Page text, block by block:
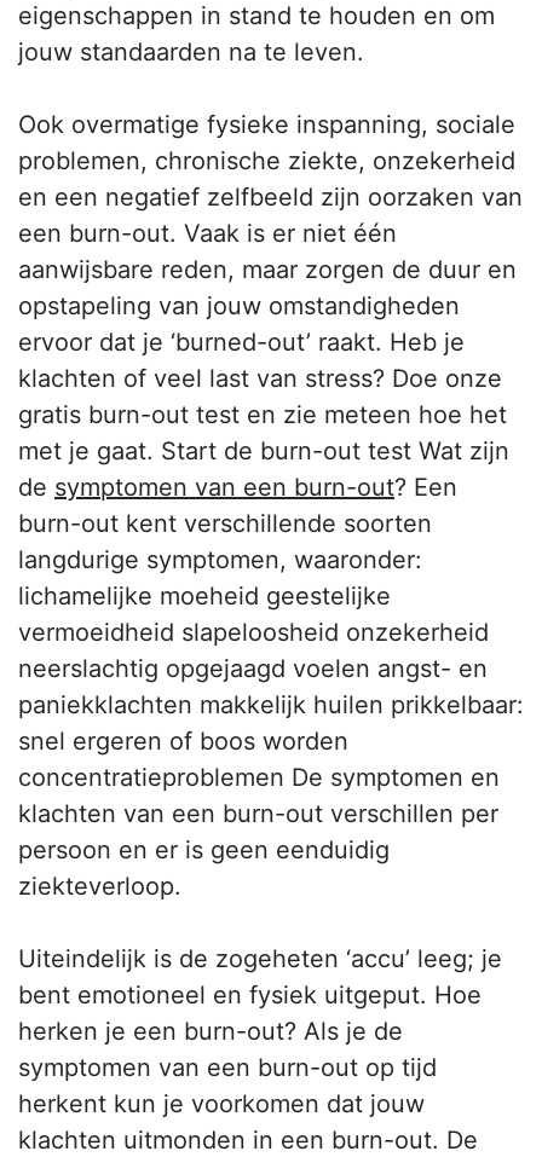
eigenschappen in stand te houden en om
jouw standaarden na te leven.
Ook overmatige fysieke inspanning, sociale
problemen, chronische ziekte, onzekerheid
en een negatief zelfbeeld zijn oorzaken van
een burn-out. Vaak is er niet één
aanwijsbare reden, maar zorgen de duur en
opstapeling van jouw omstandigheden
ervoor dat je ‘burned-out’ raakt. Heb je
klachten of veel last van stress? Doe onze
gratis burn-out test en zie meteen hoe het
met je gaat. Start de burn-out test Wat zijn
de symptomen van een burn-out? Een
burn-out kent verschillende soorten
langdurige symptomen, waaronder:
lichamelijke moeheid geestelijke
vermoeidheid slapeloosheid onzekerheid
neerslachtig opgejaagd voelen angst- en
paniekklachten makkelijk huilen prikkelbaar:
snel ergeren of boos worden
concentratieproblemen De symptomen en
klachten van een burn-out verschillen per
persoon en er is geen eenduidig
ziekteverloop.
Uiteindelijk is de zogeheten ‘accu’ leeg; je
bent emotioneel en fysiek uitgeput. Hoe
herken je een burn-out? Als je de
symptomen van een burn-out op tijd
herkent kun je voorkomen dat jouw
klachten uitmonden in een burn-out. De